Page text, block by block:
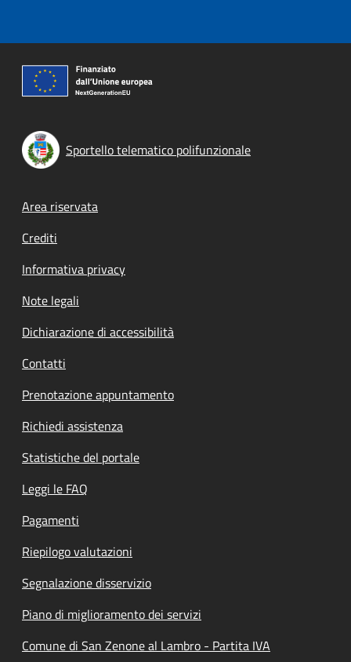
Sportello telematico polifunzionale
Footer menu
Area riservata
Crediti
Informativa privacy
Note legali
Dichiarazione di accessibilità
Contatti
Prenotazione appuntamento
Richiedi assistenza
Statistiche del portale
Leggi le FAQ
Pagamenti
Riepilogo valutazioni
Segnalazione disservizio
Piano di miglioramento dei servizi
Comune di San Zenone al Lambro - Partita IVA